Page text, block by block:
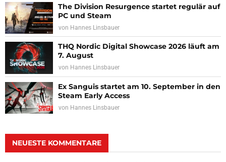
The Division Resurgence startet regulär auf
PC und Steam
von Hannes Linsbauer
THQ Nordic Digital Showcase 2026 läuft am
7. August
von Hannes Linsbauer
Ex Sanguis startet am 10. September in den
Steam Early Access
von Hannes Linsbauer
NEUESTE KOMMENTARE